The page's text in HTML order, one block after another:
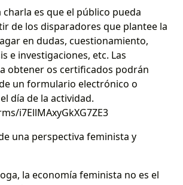
es que el público pueda
de los disparadores que plantee la
en dudas, cuestionamiento,
e investigaciones, etc. Las
obtener os certificados podrán
un formulario electrónico o
día de la actividad.
i7EllMAxyGkXG7ZE3
una perspectiva feminista y
la economía feminista no es el